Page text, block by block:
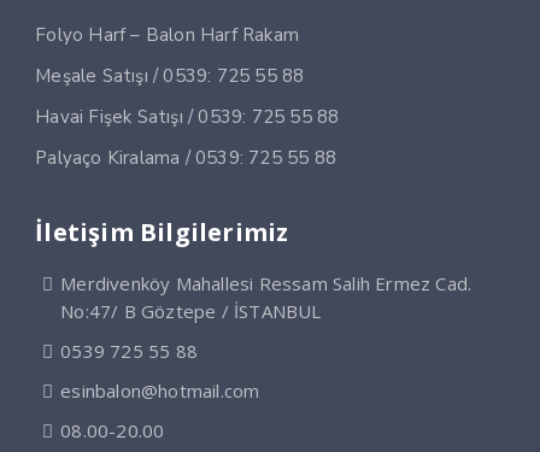
Folyo Harf – Balon Harf Rakam
Meşale Satışı / 0539: 725 55 88
Havai Fişek Satışı / 0539: 725 55 88
Palyaço Kiralama / 0539: 725 55 88
İletişim Bilgilerimiz
Merdivenköy Mahallesi Ressam Salih Ermez Cad.
No:47/ B Göztepe / İSTANBUL
0539 725 55 88
esinbalon@hotmail.com
08.00-20.00